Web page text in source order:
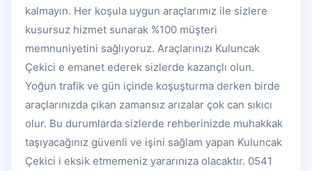
kalmayın. Her koşula uygun araçlarımız ile sizlere
kusursuz hizmet sunarak %100 müşteri
memnuniyetini sağlıyoruz. Araçlarınızı Kuluncak
Çekici e emanet ederek sizlerde kazançlı olun.
Yoğun trafik ve gün içinde koşuşturma derken birde
araçlarınızda çıkan zamansız arızalar çok can sıkıcı
olur. Bu durumlarda sizlerde rehberinizde muhakkak
taşıyacağınız güvenli ve işini sağlam yapan Kuluncak
Çekici i eksik etmemeniz yararınıza olacaktır. 0541